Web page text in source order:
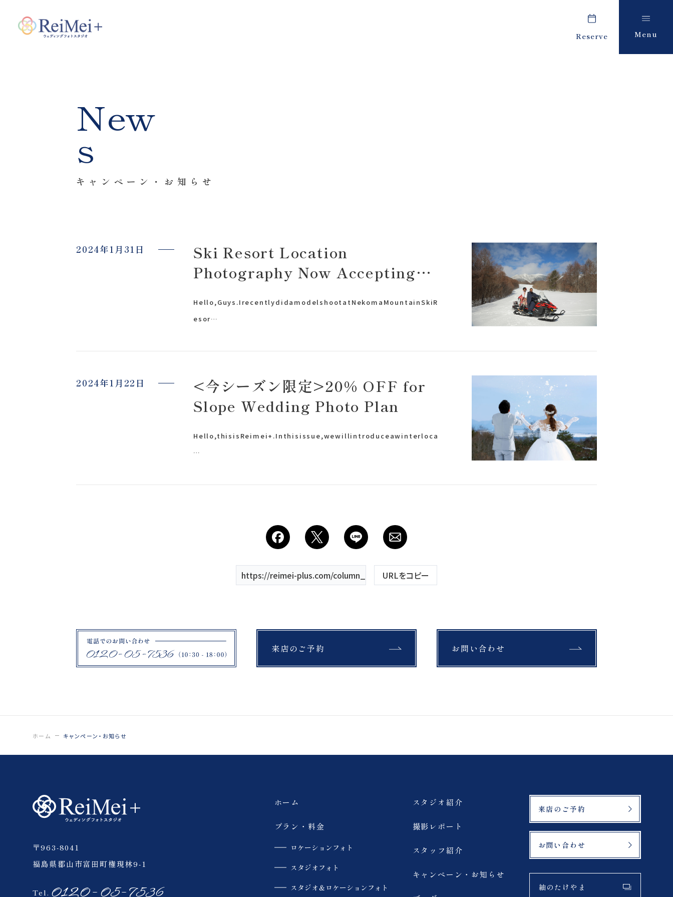
Reserve Menu
来店のご予約
Plan
プラン・料金
私たちについて
Retouch
Studio
Report
撮影レポート
Staff
Blog
New
s
キャンペーン・お知らせ
2024年1月31日
Ski Resort Location
Photography Now Accepting
Hello,Guys.IrecentlydidamodelshootatNekomaMountainSkiR
esor…
2024年1月22日
<今シーズン限定>20% OFF for
Slope Wedding Photo Plan
Hello,thisisReimei+.Inthisissue,wewillintroduceawinterloca
…
https://reimei-plus.com/column_tag/wedding-photo/
URLをコピー
来店のご予約 お問い合わせ
ホーム キャンペーン・お知らせ
〒963-8041
福島県郡山市富田町権現林9-1
Tel.
ホーム
プラン・料金
ロケーションフォト
スタジオフォト
スタジオ＆ロケーションフォト
スタジオ紹介
撮影レポート
スタッフ紹介
キャンペーン・お知らせ
来店のご予約
お問い合わせ
紬のたけやま